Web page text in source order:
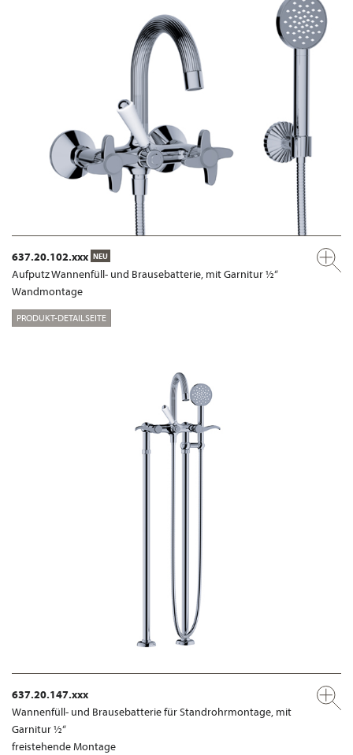
637.20.102.xxx NEU
Aufputz Wannenfüll- und Brausebatterie, mit Garnitur ½“
Wandmontage
PRODUKT-DETAILSEITE
637.20.147.xxx
Wannenfüll- und Brausebatterie für Standrohrmontage, mit
Garnitur ½“
freistehende Montage